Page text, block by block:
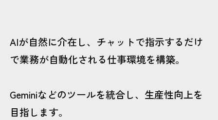
CONTACT
AIが自然に介在し、チャットで指示するだけ
で業務が自動化される仕事環境を構築。
Geminiなどのツールを統合し、生産性向上を
目指します。